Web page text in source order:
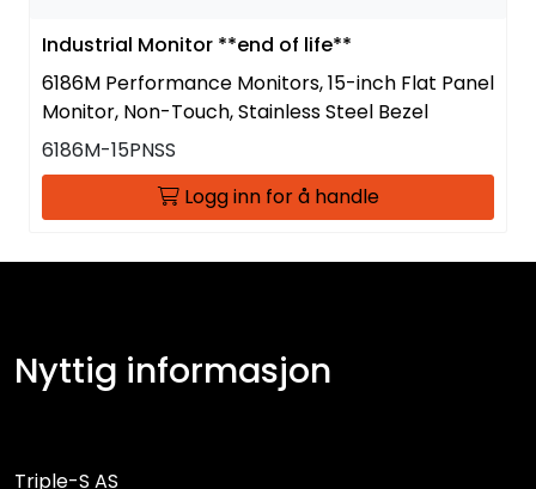
Industrial Monitor **end of life**
6186M Performance Monitors, 15-inch Flat Panel
Monitor, Non-Touch, Stainless Steel Bezel
6186M-15PNSS
Logg inn for å handle
Nyttig informasjon
Triple-S AS